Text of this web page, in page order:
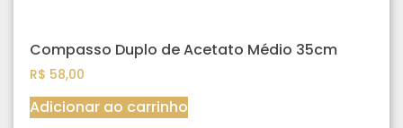
Compasso Duplo de Acetato Médio 35cm
R$ 58,00
Adicionar ao carrinho